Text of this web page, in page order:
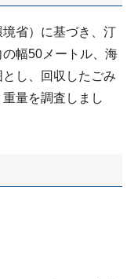
省）に基づき、汀
幅50メートル、海
し、回収したごみ
量を調査しまし